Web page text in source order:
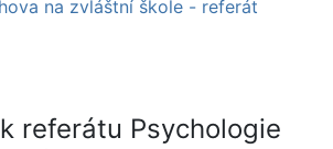
na zvláštní škole - referát
referátu Psychologie